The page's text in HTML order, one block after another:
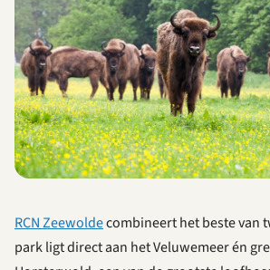
RCN Zeewoldecombineert het beste van
park ligt direct aan het Veluwemeer én